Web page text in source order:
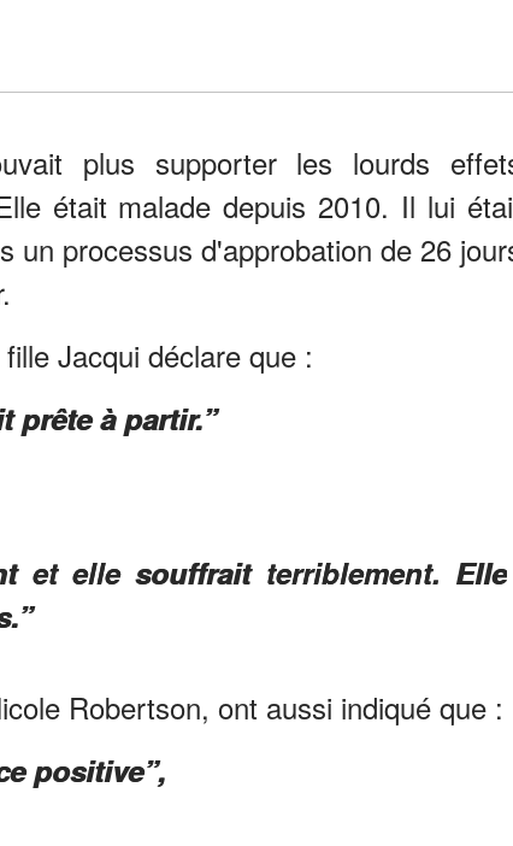
plus supporter les lourds
était malade depuis 2010. Il lui
un processus d'approbation de 26
Jacqui déclare que :
prête à partir.”
et elle souffrait terriblement. Elle
Robertson, ont aussi indiqué que :
positive”,